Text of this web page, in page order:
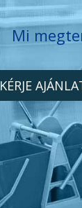
KAPCSOLAT
KERESÉS
Mi
KÉRJE